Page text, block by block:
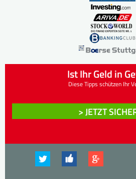
Ist Ihr Geld in
Diese Tipps schützen Ihr
> JETZT